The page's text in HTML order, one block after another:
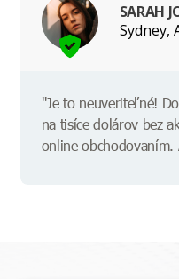
SARAH
Sydney,
"Je to neuveriteľné!
na tisíce dolárov bez
online